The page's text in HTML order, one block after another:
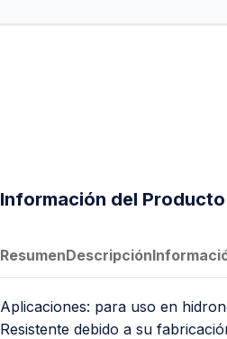
Información del Producto
ResumenDescripción
Aplicaciones: para uso en
Resistente debido a su